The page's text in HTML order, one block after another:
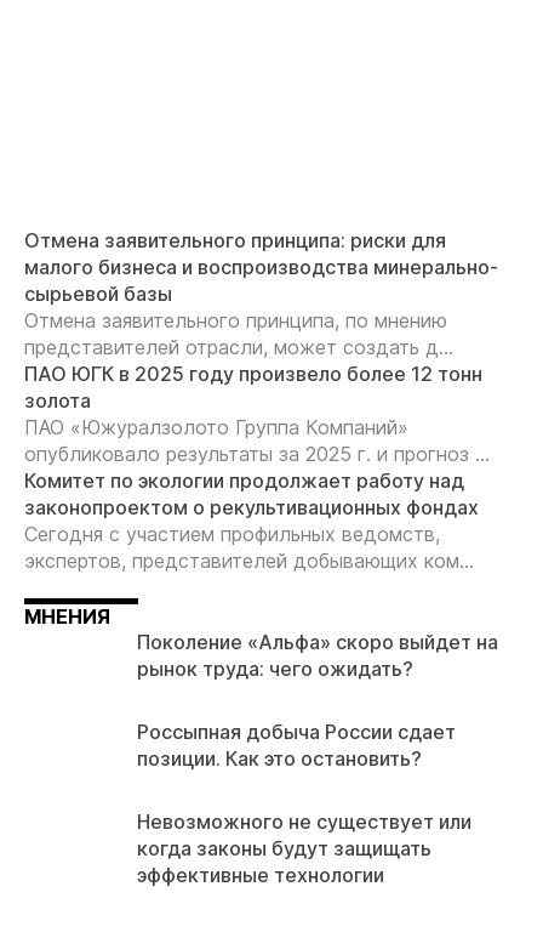
Отмена заявительного принципа: риски для
малого бизнеса и воспроизводства минерально-
сырьевой базы
Отмена заявительного принципа, по мнению
представителей отрасли, может создать д...
ПАО ЮГК в 2025 году произвело более 12 тонн
золота
ПАО «Южуралзолото Группа Компаний»
опубликовало результаты за 2025 г. и прогноз ...
Комитет по экологии продолжает работу над
законопроектом о рекультивационных фондах
Сегодня с участием профильных ведомств,
экспертов, представителей добывающих ком...
МНЕНИЯ
Поколение «Альфа» скоро выйдет на
рынок труда: чего ожидать?
Россыпная добыча России сдает
позиции. Как это остановить?
Невозможного не существует или
когда законы будут защищать
эффективные технологии